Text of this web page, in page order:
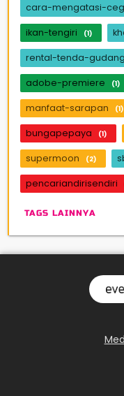
cara-mengatasi-
ikan-tengiri (1)
rental-tenda-gudang
adobe-premiere (1)
manfaat-sarapan (1)
bungapepaya (1)
supermoon (2)
pencariandirisendiri
TAGS LAINNYA